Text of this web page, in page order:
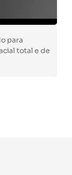
para
total e de